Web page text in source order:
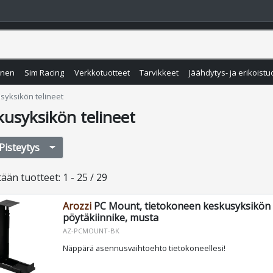
Sim Racing Verkkotuotteet Tarvikkeet Jäähdytys- ja
telineet
telineet
Pisteytys
tuotteet: 1 - 25 / 29
ArozziPC Mount, tietokoneen keskusyksikön
pöytäkiinnike, musta
AZ-PCMOUNT-BK
Näppärä asennusvaihtoehto tietokoneellesi!